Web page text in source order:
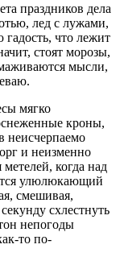
праздников дела
лед с лужами,
что лежит
стоят морозы,
мысли,
мягко
кроны,
неисчерпаемо
и неизменно
когда над
улюлюкающий
смешивая,
схлестнуть
непогоды
то по-